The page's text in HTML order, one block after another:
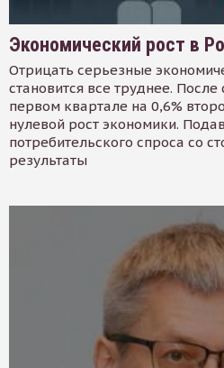
Экономический рост в
Отрицать серьезные
становится все труднее.
первом квартале на 0,6%
нулевой рост экономики.
потребительского спроса со
результаты